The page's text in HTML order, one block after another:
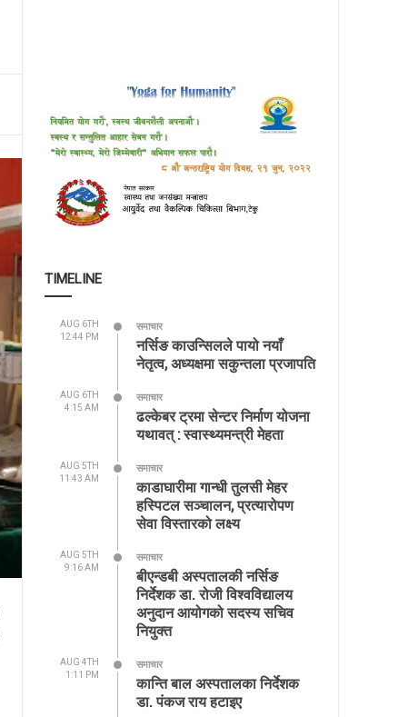
TIMELINE
AUG 6TH
12:44 PM
समाचार
नर्सिङ काउन्सिलले पायो नयाँ
नेतृत्व, अध्यक्षमा सकुन्तला प्रजापति
AUG 6TH
4:15 AM
समाचार
ढल्केबर ट्रमा सेन्टर निर्माण योजना
यथावत् : स्वास्थ्यमन्त्री मेहता
AUG 5TH
11:43 AM
समाचार
काडाघारीमा गान्धी तुलसी मेहर
हस्पिटल सञ्चालन, प्रत्यारोपण
सेवा विस्तारको लक्ष्य
AUG 5TH
9:16 AM
समाचार
बीएन्डबी अस्पतालकी नर्सिङ
निर्देशक डा. रोजी विश्वविद्यालय
अनुदान आयोगको सदस्य सचिव
नियुक्त
AUG 4TH
1:11 PM
समाचार
कान्ति बाल अस्पतालका निर्देशक
डा. पंकज राय हटाइए